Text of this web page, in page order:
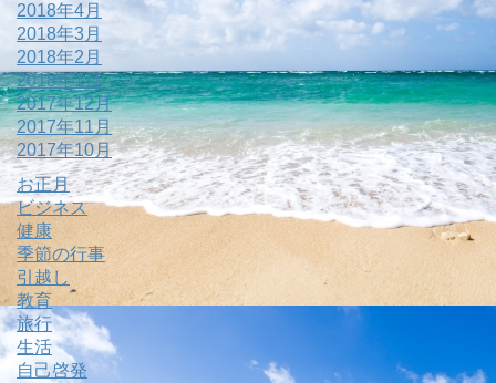
2018年4月
2018年3月
2018年2月
2018年1月
2017年12月
2017年11月
2017年10月
お正月
ビジネス
健康
季節の行事
引越し
教育
旅行
生活
自己啓発